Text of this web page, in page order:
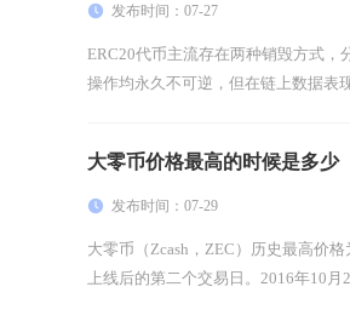
发布时间：07-27
ERC20代币主流存在两种销毁方式，
操作均永久不可逆，但在链上数据表
大零币价格最高的时候是多少
发布时间：07-29
大零币（Zcash，ZEC）历史最高价
上线后的第二个交易日。2016年10月